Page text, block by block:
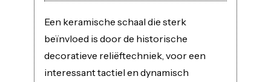
Een keramische schaal die sterk
beïnvloed is door de historische
decoratieve reliëftechniek, voor een
interessant tactiel en dynamisch